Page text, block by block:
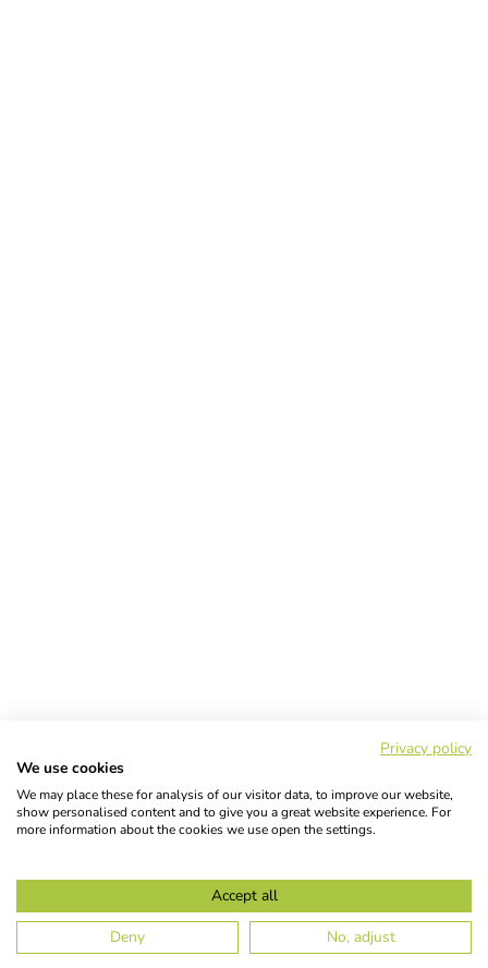
Privacy policy
We use cookies
We may place these for analysis of our visitor data, to improve our website,
show personalised content and to give you a great website experience. For
more information about the cookies we use open the settings.
Accept all
Deny
No, adjust